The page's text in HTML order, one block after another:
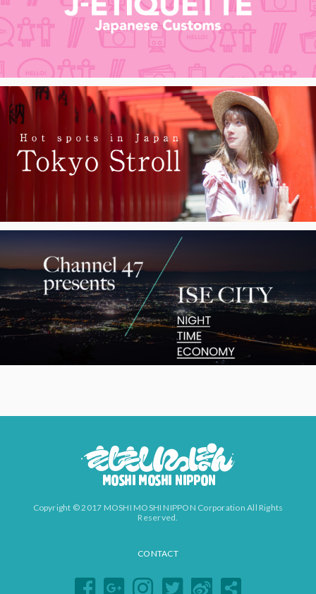
Copyright © 2017 MOSHI MOSHI NIPPON Corporation All Rights
Reserved.
CONTACT